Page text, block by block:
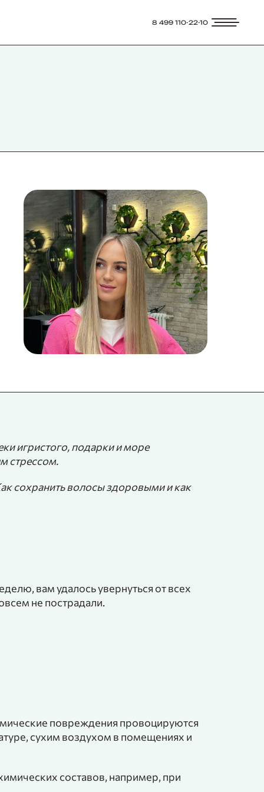
8 499 110-22-10
игристого, подарки и море
стрессом.
сохранить волосы здоровыми и как
вам удалось увернуться от всех
не пострадали.
повреждения провоцируются
сухим воздухом в помещениях и
составов, например, при